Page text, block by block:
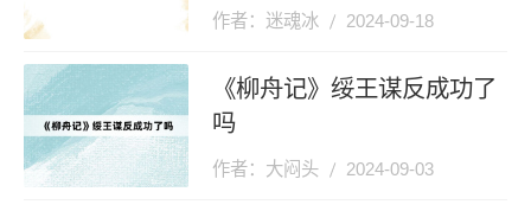
作者：迷魂冰 2024-09-18
《柳舟记》绥王谋反成功了
吗
作者：大闷头 2024-09-03